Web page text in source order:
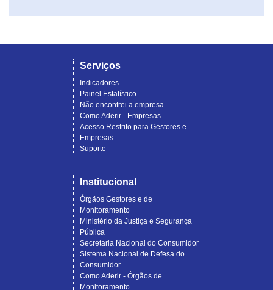
Serviços
Indicadores
Painel Estatístico
Não encontrei a empresa
Como Aderir - Empresas
Acesso Restrito para Gestores e
Empresas
Suporte
Institucional
Órgãos Gestores e de
Monitoramento
Ministério da Justiça e Segurança
Pública
Secretaria Nacional do Consumidor
Sistema Nacional de Defesa do
Consumidor
Como Aderir - Órgãos de
Monitoramento